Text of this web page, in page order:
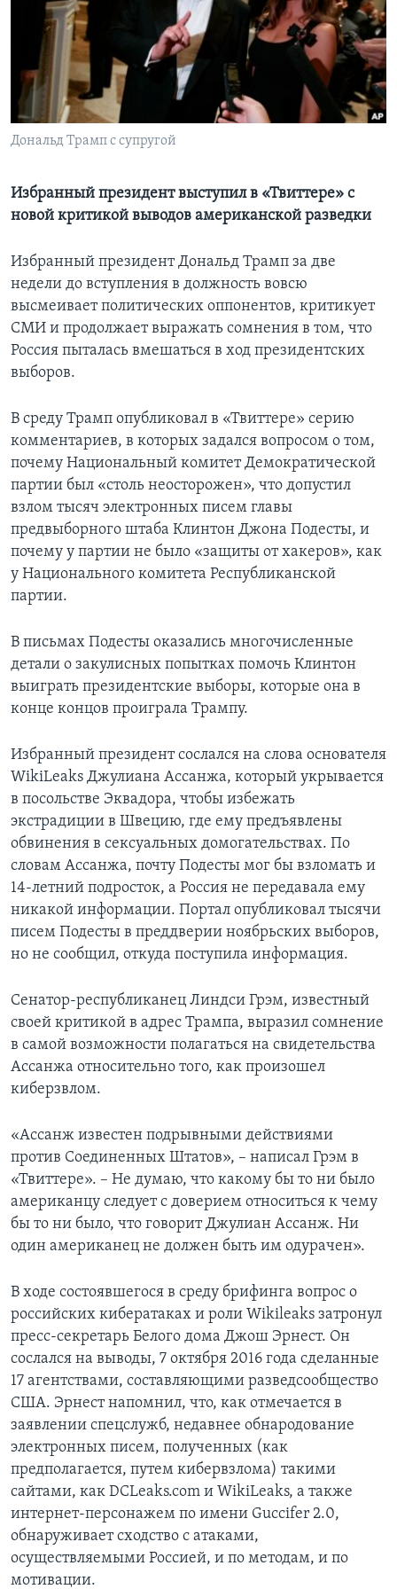
Learning English
СОЦИАЛЬНЫЕ СЕТИ
Дональд Трамп с супругой
Избранный президент выступил в «Твиттере» с
новой критикой выводов американской разведки
Избранный президент Дональд Трамп за две
недели до вступления в должность вовсю
высмеивает политических оппонентов, критикует
СМИ и продолжает выражать сомнения в том, что
Россия пыталась вмешаться в ход президентских
выборов.
В среду Трамп опубликовал в «Твиттере» серию
комментариев, в которых задался вопросом о том,
почему Национальный комитет Демократической
партии был «столь неосторожен», что допустил
взлом тысяч электронных писем главы
предвыборного штаба Клинтон Джона Подесты, и
почему у партии не было «защиты от хакеров», как
у Национального комитета Республиканской
партии.
В письмах Подесты оказались многочисленные
детали о закулисных попытках помочь Клинтон
выиграть президентские выборы, которые она в
конце концов проиграла Трампу.
Избранный президент сослался на слова основателя
WikiLeaks Джулиана Ассанжа, который укрывается
в посольстве Эквадора, чтобы избежать
экстрадиции в Швецию, где ему предъявлены
обвинения в сексуальных домогательствах. По
словам Ассанжа, почту Подесты мог бы взломать и
14-летний подросток, а Россия не передавала ему
никакой информации. Портал опубликовал тысячи
писем Подесты в преддверии ноябрьских выборов,
но не сообщил, откуда поступила информация.
Сенатор-республиканец Линдси Грэм, известный
своей критикой в адрес Трампа, выразил сомнение
в самой возможности полагаться на свидетельства
Ассанжа относительно того, как произошел
киберзвлом.
«Ассанж известен подрывными действиями
против Соединенных Штатов», – написал Грэм в
«Твиттере». – Не думаю, что какому бы то ни было
американцу следует с доверием относиться к чему
бы то ни было, что говорит Джулиан Ассанж. Ни
один американец не должен быть им одурачен».
В ходе состоявшегося в среду брифинга вопрос о
российских кибератаках и роли Wikileaks затронул
пресс-секретарь Белого дома Джош Эрнест. Он
сослался на выводы, 7 октября 2016 года сделанные
17 агентствами, составляющими разведсообщество
США. Эрнест напомнил, что, как отмечается в
заявлении спецслужб, недавнее обнародование
электронных писем, полученных (как
предполагается, путем кибервзлома) такими
сайтами, как DCLeaks.com и WikiLeaks, a также
интернет-персонажем по имени Guccifer 2.0,
обнаруживает сходство с атаками,
осуществляемыми Россией, и по методам, и по
мотивации.